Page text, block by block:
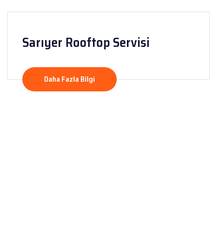
Sarıyer Rooftop Servisi
Daha Fazla Bilgi